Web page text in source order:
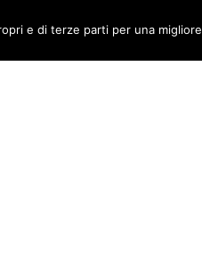
e di terze parti per una